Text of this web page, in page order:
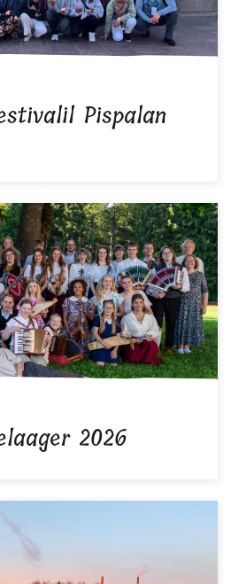
Pispalan
2026